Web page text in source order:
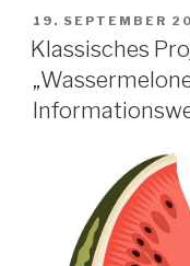
VERÖFFENTLICHT
AM
19. SEPTEMBER
Klassisches